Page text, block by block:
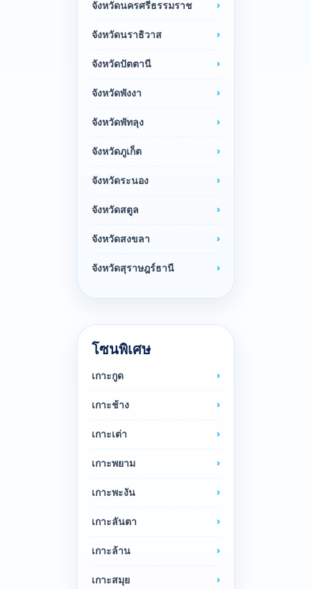
จังหวัดนครศรีธรรมราช
จังหวัดนราธิวาส
จังหวัดปัตตานี
จังหวัดพังงา
จังหวัดพัทลุง
จังหวัดภูเก็ต
จังหวัดระนอง
จังหวัดสตูล
จังหวัดสงขลา
จังหวัดสุราษฎร์ธานี
โซนพิเศษ
เกาะกูด
เกาะช้าง
เกาะเต่า
เกาะพยาม
เกาะพะงัน
เกาะลันตา
เกาะล้าน
เกาะสมุย